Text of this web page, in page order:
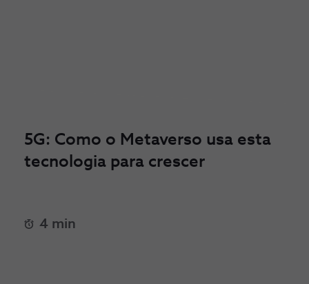
5G: Como o Metaverso usa esta
tecnologia para crescer
4 min